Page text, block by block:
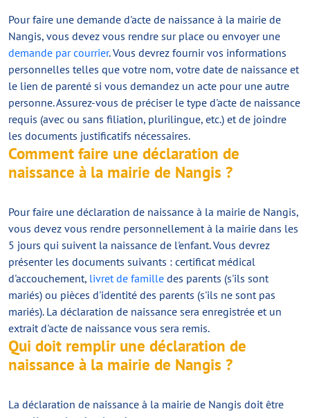
Pour faire une demande d'acte de naissance à la mairie de
Nangis, vous devez vous rendre sur place ou envoyer une
demande par courrier. Vous devrez fournir vos informations
personnelles telles que votre nom, votre date de naissance et
le lien de parenté si vous demandez un acte pour une autre
personne. Assurez-vous de préciser le type d'acte de naissance
requis (avec ou sans filiation, plurilingue, etc.) et de joindre
les documents justificatifs nécessaires.
Comment faire une déclaration de
naissance à la mairie de Nangis ?
Pour faire une déclaration de naissance à la mairie de Nangis,
vous devez vous rendre personnellement à la mairie dans les
5 jours qui suivent la naissance de l'enfant. Vous devrez
présenter les documents suivants : certificat médical
d'accouchement, livret de famille des parents (s'ils sont
mariés) ou pièces d'identité des parents (s'ils ne sont pas
mariés). La déclaration de naissance sera enregistrée et un
extrait d'acte de naissance vous sera remis.
Qui doit remplir une déclaration de
naissance à la mairie de Nangis ?
La déclaration de naissance à la mairie de Nangis doit être